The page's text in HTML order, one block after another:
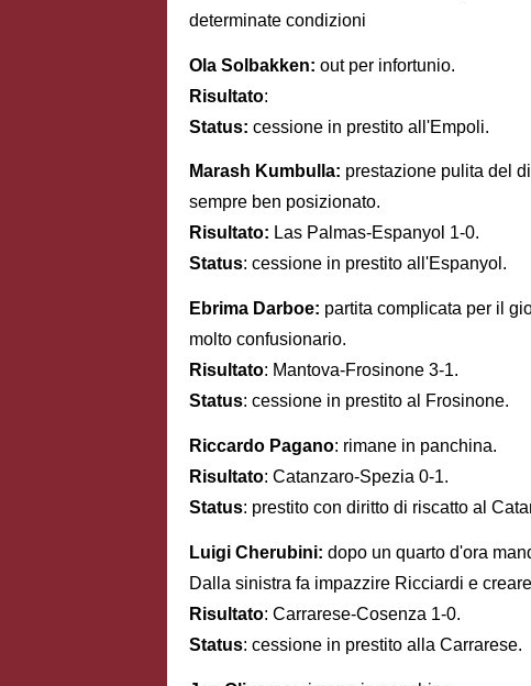
determinate condizioni
Ola Solbakken: out per infortunio.
Risultato:
Status: cessione in prestito all'Empoli.
Marash Kumbulla: prestazione pulita del
sempre ben posizionato.
Risultato: Las Palmas-Espanyol 1-0.
Status: cessione in prestito all'Espanyol.
Ebrima Darboe: partita complicata per il
molto confusionario.
Risultato: Mantova-Frosinone 3-1.
Status: cessione in prestito al Frosinone.
Riccardo Pagano: rimane in panchina.
Risultato: Catanzaro-Spezia 0-1.
Status: prestito con diritto di riscatto al
Luigi Cherubini: dopo un quarto d'ora
Dalla sinistra fa impazzire Ricciardi e
Risultato: Carrarese-Cosenza 1-0.
Status: cessione in prestito alla Carrarese.